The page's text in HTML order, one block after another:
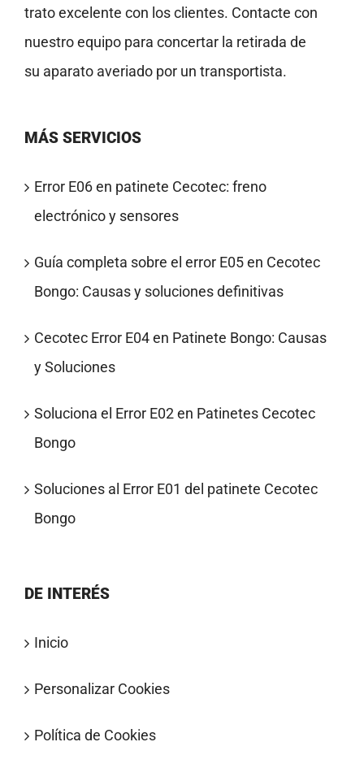
trato excelente con los clientes. Contacte con
nuestro equipo para concertar la retirada de
su aparato averiado por un transportista.
MÁS SERVICIOS
Error E06 en patinete Cecotec: freno
electrónico y sensores
Guía completa sobre el error E05 en Cecotec
Bongo: Causas y soluciones definitivas
Cecotec Error E04 en Patinete Bongo: Causas
y Soluciones
Soluciona el Error E02 en Patinetes Cecotec
Bongo
Soluciones al Error E01 del patinete Cecotec
Bongo
DE INTERÉS
Inicio
Personalizar Cookies
Política de Cookies